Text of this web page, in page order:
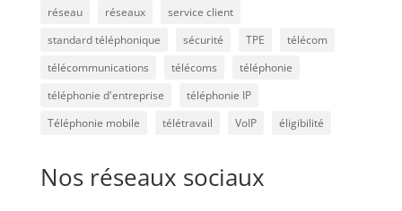
réseau
réseaux
service client
standard téléphonique
sécurité TPE
télécom
télécommunications
télécoms
téléphonie
téléphonie d'entreprise
téléphonie IP
Téléphonie mobile
télétravail VoIP éligibilité
Nos réseaux sociaux